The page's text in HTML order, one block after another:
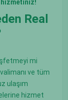
Real
mi
ve tüm
ulaşım
hizmet